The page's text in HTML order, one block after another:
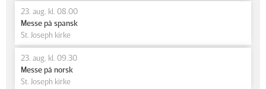
23. aug. kl. 08.00
Messe på spansk
St. Joseph kirke
23. aug. kl. 09.30
Messe på norsk
St. Joseph kirke